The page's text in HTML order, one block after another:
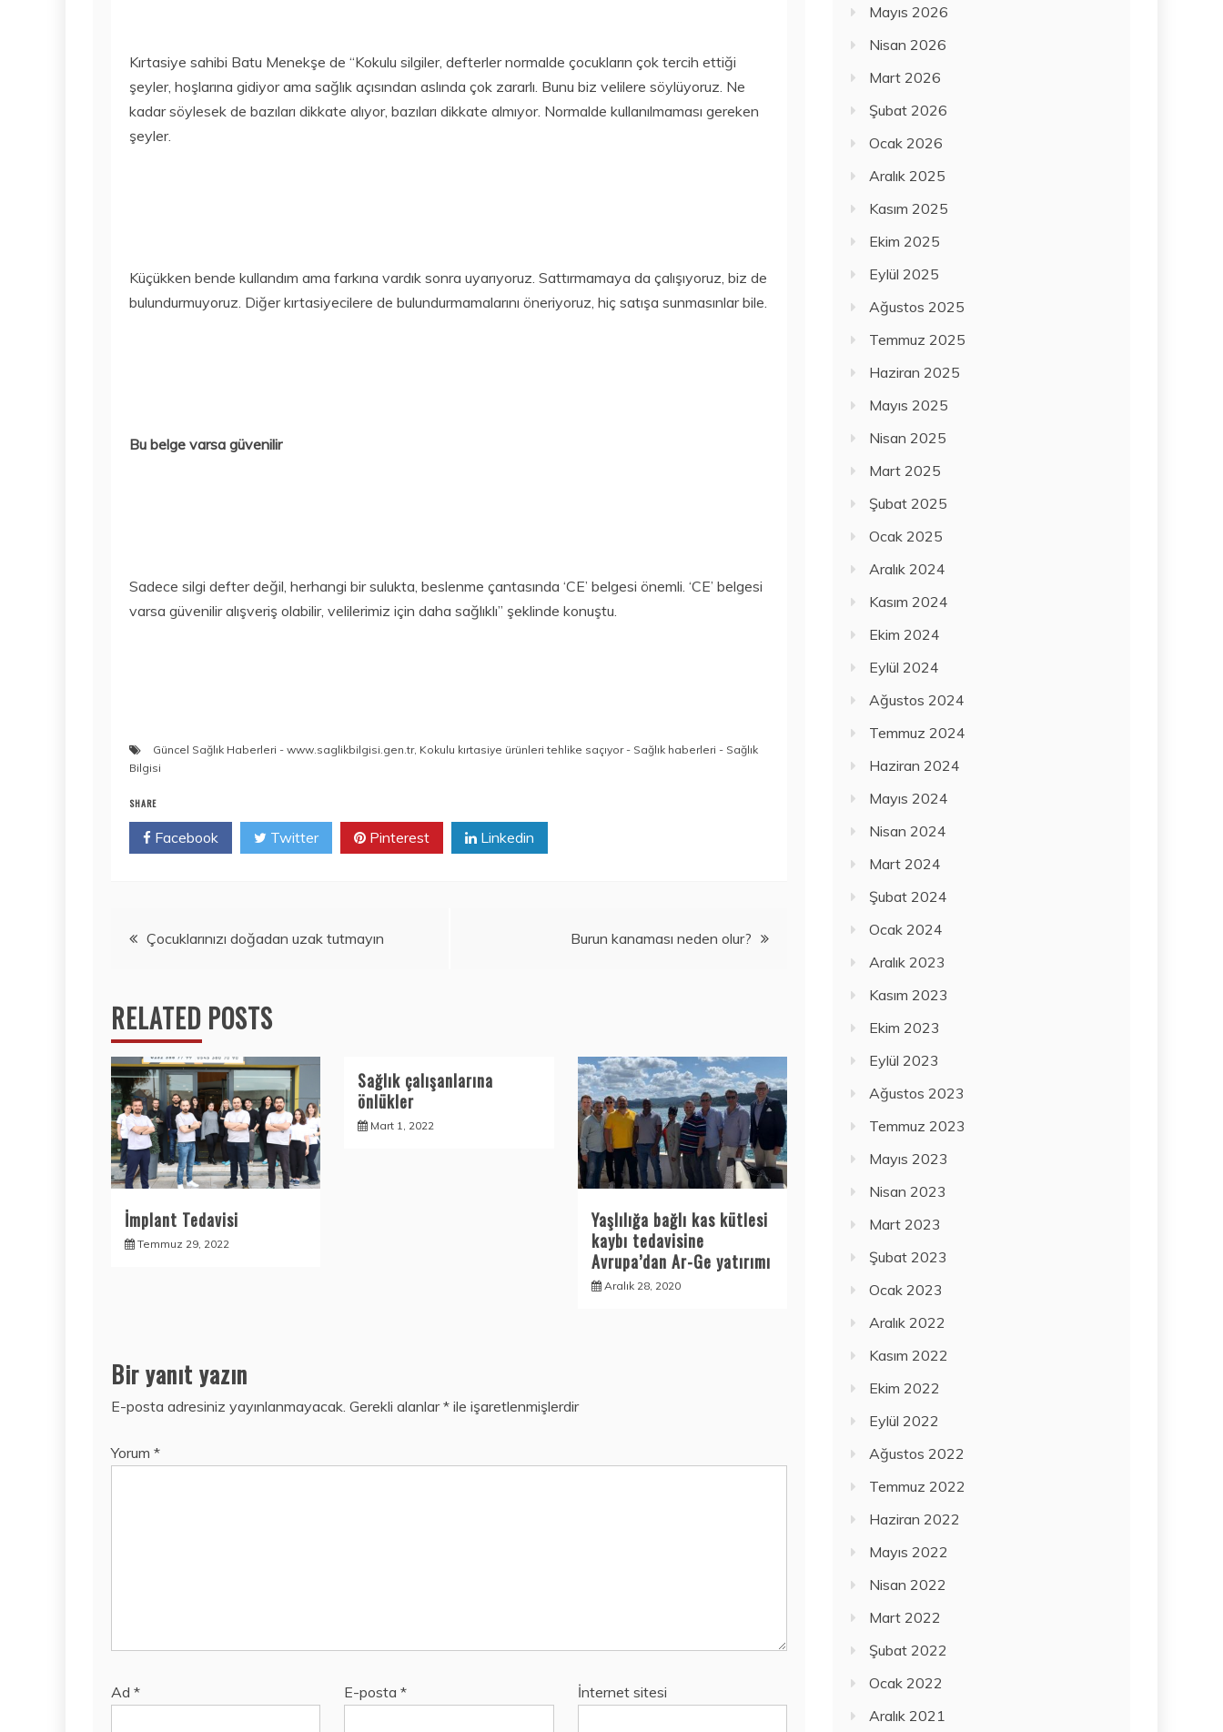
Kırtasiye sahibi Batu Menekşe de “Kokulu silgiler, defterler normalde çocukların çok tercih ettiği
şeyler, hoşlarına gidiyor ama sağlık açısından aslında çok zararlı. Bunu biz velilere söylüyoruz. Ne
kadar söylesek de bazıları dikkate alıyor, bazıları dikkate almıyor. Normalde kullanılmaması gereken
şeyler.
Küçükken bende kullandım ama farkına vardık sonra uyarıyoruz. Sattırmamaya da çalışıyoruz, biz de
bulundurmuyoruz. Diğer kırtasiyecilere de bulundurmamalarını öneriyoruz, hiç satışa sunmasınlar bile.
Bu belge varsa güvenilir
Sadece silgi defter değil, herhangi bir sulukta, beslenme çantasında ‘CE’ belgesi önemli. ‘CE’ belgesi
varsa güvenilir alışveriş olabilir, velilerimiz için daha sağlıklı” şeklinde konuştu.
Güncel Sağlık Haberleri - www.saglikbilgisi.gen.tr, Kokulu kırtasiye ürünleri tehlike saçıyor - Sağlık haberleri - Sağlık
Bilgisi
SHARE
Facebook Twitter Pinterest Linkedin
YazıÇocuklarınızı doğadan uzak tutmayın Burun kanaması neden olur?
RELATED POSTS
İmplant Tedavisi
Temmuz 29, 2022
Sağlık çalışanlarına
önlükler
Mart 1, 2022
Yaşlılığa bağlı kas kütlesi
kaybı tedavisine
Avrupa’dan Ar-Ge yatırımı
Aralık 28, 2020
Bir yanıt yazın
E-posta adresiniz yayınlanmayacak. Gerekli alanlar* ile işaretlenmişlerdir
Yorum *
Ad * E-posta* İnternet sitesi
Mayıs 2026
Nisan 2026
Mart 2026
Şubat 2026
Ocak 2026
Aralık 2025
Kasım 2025
Ekim 2025
Eylül 2025
Ağustos 2025
Temmuz 2025
Haziran 2025
Mayıs 2025
Nisan 2025
Mart 2025
Şubat 2025
Ocak 2025
Aralık 2024
Kasım 2024
Ekim 2024
Eylül 2024
Ağustos 2024
Temmuz 2024
Haziran 2024
Mayıs 2024
Nisan 2024
Mart 2024
Şubat 2024
Ocak 2024
Aralık 2023
Kasım 2023
Ekim 2023
Eylül 2023
Ağustos 2023
Temmuz 2023
Mayıs 2023
Nisan 2023
Mart 2023
Şubat 2023
Ocak 2023
Aralık 2022
Kasım 2022
Ekim 2022
Eylül 2022
Ağustos 2022
Temmuz 2022
Haziran 2022
Mayıs 2022
Nisan 2022
Mart 2022
Şubat 2022
Ocak 2022
Aralık 2021